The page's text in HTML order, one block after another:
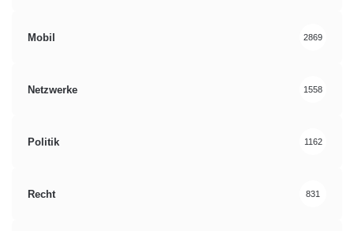
Mobil 2869
Netzwerke 1558
Politik 1162
Recht 831